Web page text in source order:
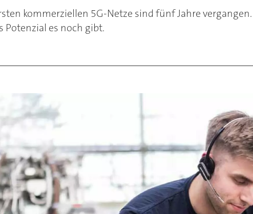
kommerziellen 5G-Netze sind fünf Jahre
Potenzial es noch gibt.